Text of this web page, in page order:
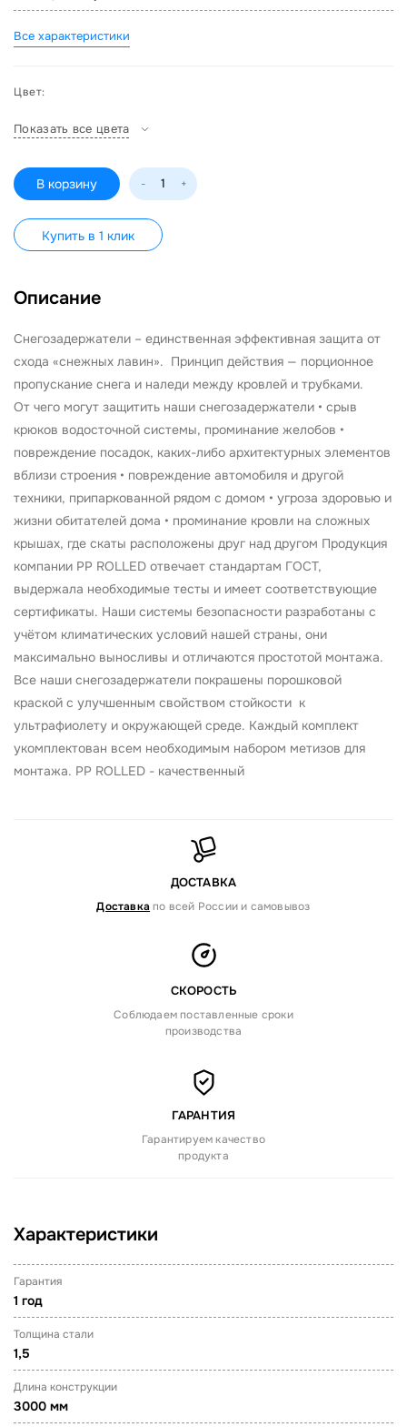
Все характеристики
Цвет:
Показать все цвета
В корзину - +
Купить в 1 клик
Описание
Снегозадержатели – единственная эффективная защита от
схода «снежных лавин». Принцип действия — порционное
пропускание снега и наледи между кровлей и трубками.
От чего могут защитить наши снегозадержатели • срыв
крюков водосточной системы, проминание желобов •
повреждение посадок, каких-либо архитектурных элементов
вблизи строения • повреждение автомобиля и другой
техники, припаркованной рядом с домом • угроза здоровью и
жизни обитателей дома • проминание кровли на сложных
крышах, где скаты расположены друг над другом Продукция
компании PP ROLLED отвечает стандартам ГОСТ,
выдержала необходимые тесты и имеет соответствующие
сертификаты. Наши системы безопасности разработаны с
учётом климатических условий нашей страны, они
максимально выносливы и отличаются простотой монтажа.
Все наши снегозадержатели покрашены порошковой
краской с улучшенным свойством стойкости к
ультрафиолету и окружающей среде. Каждый комплект
укомплектован всем необходимым набором метизов для
монтажа. PP ROLLED - качественный
ДОСТАВКА
Доставка по всей России и самовывоз
СКОРОСТЬ
Соблюдаем поставленные сроки
производства
ГАРАНТИЯ
Гарантируем качество
продукта
Характеристики
Гарантия
1 год
Толщина стали
1,5
Длина конструкции
3000 мм